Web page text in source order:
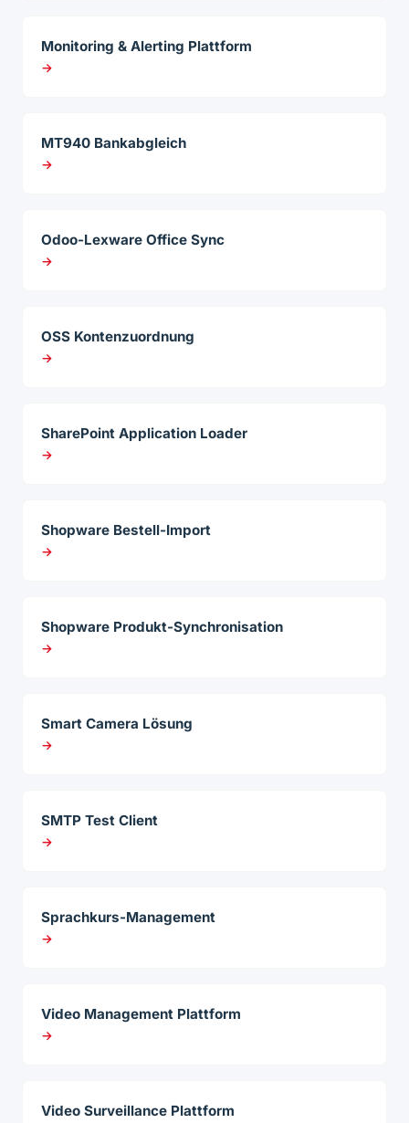
Monitoring & Alerting Plattform
→
MT940 Bankabgleich
→
Odoo-Lexware Office Sync
→
OSS Kontenzuordnung
→
SharePoint Application Loader
→
Shopware Bestell-Import
→
Shopware Produkt-Synchronisation
→
Smart Camera Lösung
→
SMTP Test Client
→
Sprachkurs-Management
→
Video Management Plattform
→
Video Surveillance Plattform